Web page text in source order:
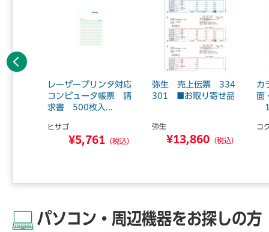
レーザープリンタ対応
コンピュータ帳票 請
求書 500枚入...
ヒサゴ
¥5,761 （税込）
弥生 売上伝票 334
301 ■お取り寄せ品
弥生
¥13,860 （税込）
カ
面
コ
前へ
パソコン・周辺機器をお探しの方